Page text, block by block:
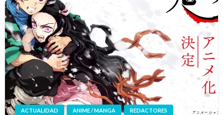
ACTUALIDAD ANIME / MANGA REDACTORES